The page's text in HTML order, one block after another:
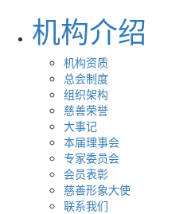
机构介绍
机构资质
总会制度
组织架构
慈善荣誉
大事记
本届理事会
专家委员会
会员表彰
慈善形象大使
联系我们